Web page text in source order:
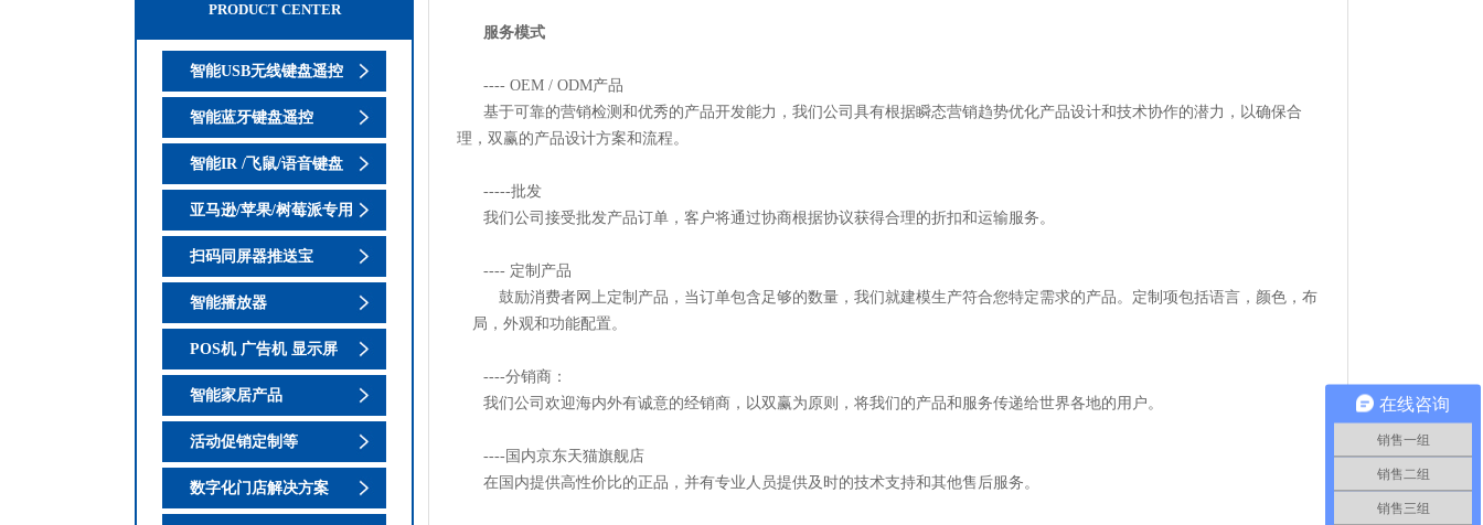
PRODUCT CENTER
智能USB无线键盘遥控
智能蓝牙键盘遥控
智能IR /飞鼠/语音键盘
亚马逊/苹果/树莓派专用
扫码同屏器推送宝
智能播放器
POS机 广告机 显示屏
智能家居产品
活动促销定制等
数字化门店解决方案
服务模式
---- OEM / ODM产品
基于可靠的营销检测和优秀的产品开发能力，我们公司具有根据瞬态营销趋势优化产品设计和技术协作的潜力，以确保合
理，双赢的产品设计方案和流程。
-----批发
我们公司接受批发产品订单，客户将通过协商根据协议获得合理的折扣和运输服务。
---- 定制产品
鼓励消费者网上定制产品，当订单包含足够的数量，我们就建模生产符合您特定需求的产品。定制项包括语言，颜色，布
局，外观和功能配置。
----分销商：
我们公司欢迎海内外有诚意的经销商，以双赢为原则，将我们的产品和服务传递给世界各地的用户。
----国内京东天猫旗舰店
在国内提供高性价比的正品，并有专业人员提供及时的技术支持和其他售后服务。
在线咨询
销售一组
销售二组
销售三组